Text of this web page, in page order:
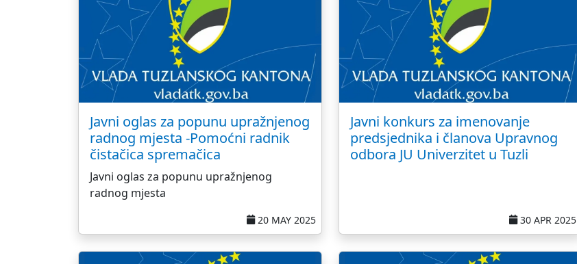
Javni oglas za popunu upražnjenog
radnog mjesta -Pomoćni radnik
čistačica spremačica
Javni oglas za popunu upražnjenog
radnog mjesta
20 MAY 2025
Javni konkurs za imenovanje
predsjednika i članova Upravnog
odbora JU Univerzitet u Tuzli
30 APR 2025